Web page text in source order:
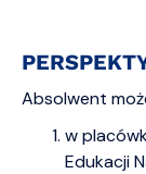
Absolwent
w
Edukacji